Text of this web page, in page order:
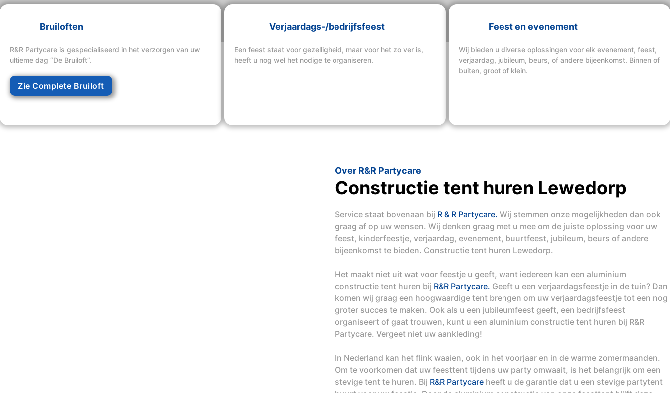
Bruiloften
R&R Partycare is gespecialiseerd in het verzorgen van uw
ultieme dag “De Bruiloft”.
Zie Complete Bruiloft
Verjaardags-/bedrijfsfeest
Een feest staat voor gezelligheid, maar voor het zo ver is,
heeft u nog wel het nodige te organiseren.
Feest en evenement
Wij bieden u diverse oplossingen voor elk evenement, feest,
verjaardag, jubileum, beurs, of andere bijeenkomst. Binnen of
buiten, groot of klein.
Over R&R Partycare
Constructie tent huren Lewedorp
Service staat bovenaan bij R & R Partycare. Wij stemmen onze mogelijkheden dan ook
graag af op uw wensen. Wij denken graag met u mee om de juiste oplossing voor uw
feest, kinderfeestje, verjaardag, evenement, buurtfeest, jubileum, beurs of andere
bijeenkomst te bieden. Constructie tent huren Lewedorp.
Het maakt niet uit wat voor feestje u geeft, want iedereen kan een aluminium
constructie tent huren bij R&R Partycare. Geeft u een verjaardagsfeestje in de tuin? Dan
komen wij graag een hoogwaardige tent brengen om uw verjaardagsfeestje tot een nog
groter succes te maken. Ook als u een jubileumfeest geeft, een bedrijfsfeest
organiseert of gaat trouwen, kunt u een aluminium constructie tent huren bij R&R
Partycare. Vergeet niet uw aankleding!
In Nederland kan het flink waaien, ook in het voorjaar en in de warme zomermaanden.
Om te voorkomen dat uw feesttent tijdens uw party omwaait, is het belangrijk om een
stevige tent te huren. Bij R&R Partycare heeft u de garantie dat u een stevige partytent